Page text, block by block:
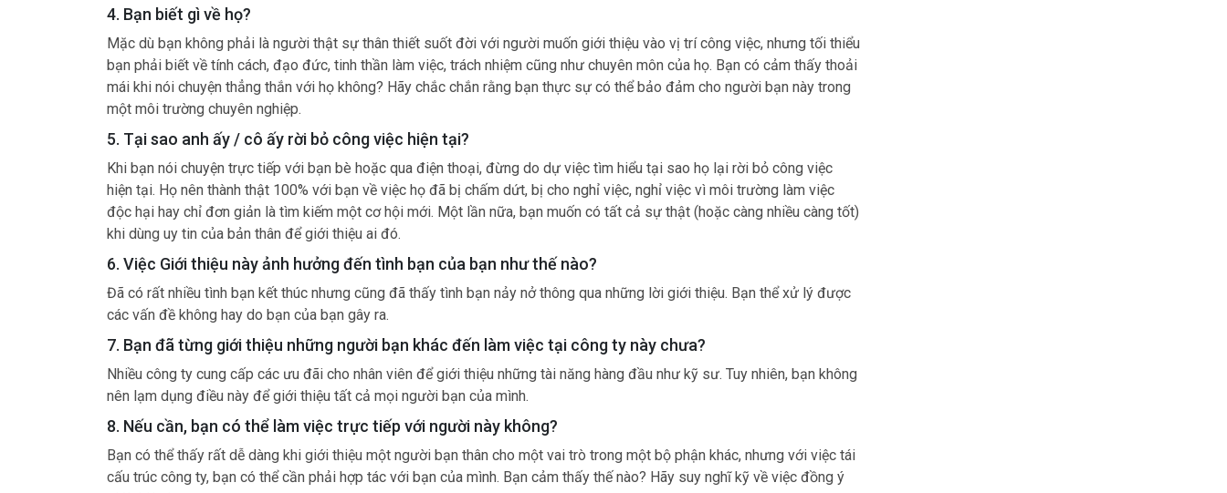
4. Bạn biết gì về họ?
Mặc dù bạn không phải là người thật sự thân thiết suốt đời với người muốn giới thiệu vào vị trí công việc, nhưng tối thiểu
bạn phải biết về tính cách, đạo đức, tinh thần làm việc, trách nhiệm cũng như chuyên môn của họ. Bạn có cảm thấy thoải
mái khi nói chuyện thẳng thắn với họ không? Hãy chắc chắn rằng bạn thực sự có thể bảo đảm cho người bạn này trong
một môi trường chuyên nghiệp.
5. Tại sao anh ấy / cô ấy rời bỏ công việc hiện tại?
Khi bạn nói chuyện trực tiếp với bạn bè hoặc qua điện thoại, đừng do dự việc tìm hiểu tại sao họ lại rời bỏ công việc
hiện tại. Họ nên thành thật 100% với bạn về việc họ đã bị chấm dứt, bị cho nghỉ việc, nghỉ việc vì môi trường làm việc
độc hại hay chỉ đơn giản là tìm kiếm một cơ hội mới. Một lần nữa, bạn muốn có tất cả sự thật (hoặc càng nhiều càng tốt)
khi dùng uy tin của bản thân để giới thiệu ai đó.
6. Việc Giới thiệu này ảnh hưởng đến tình bạn của bạn như thế nào?
Đã có rất nhiều tình bạn kết thúc nhưng cũng đã thấy tình bạn nảy nở thông qua những lời giới thiệu. Bạn thể xử lý được
các vấn đề không hay do bạn của bạn gây ra.
7. Bạn đã từng giới thiệu những người bạn khác đến làm việc tại công ty này chưa?
Nhiều công ty cung cấp các ưu đãi cho nhân viên để giới thiệu những tài năng hàng đầu như kỹ sư. Tuy nhiên, bạn không
nên lạm dụng điều này để giới thiệu tất cả mọi người bạn của mình.
8. Nếu cần, bạn có thể làm việc trực tiếp với người này không?
Bạn có thể thấy rất dễ dàng khi giới thiệu một người bạn thân cho một vai trò trong một bộ phận khác, nhưng với việc tái
cấu trúc công ty, bạn có thể cần phải hợp tác với bạn của mình. Bạn cảm thấy thế nào? Hãy suy nghĩ kỹ về việc đồng ý